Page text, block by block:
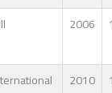
2006 1
2010
1